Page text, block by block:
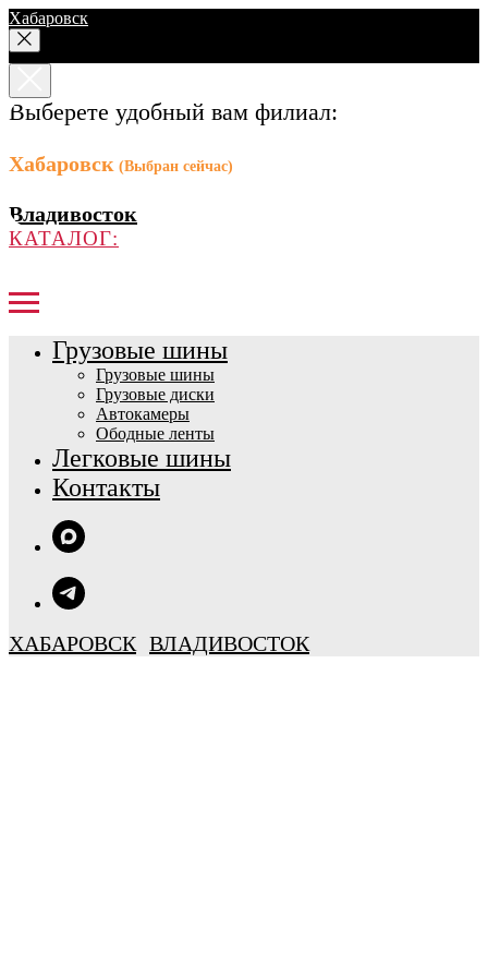
Хабаровск
Выберете удобный вам филиал:
Хабаровск (Выбран сейчас)
Владивосток
КАТАЛОГ:
Грузовые шины
Грузовые шины
Грузовые диски
Автокамеры
Ободные ленты
Легковые шины
Контакты
ХАБАРОВСК ВЛАДИВОСТОК